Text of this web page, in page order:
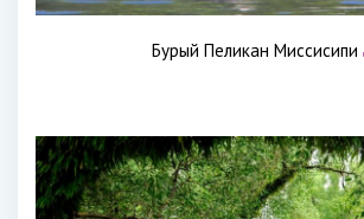
Бурый Пеликан Миссисипи